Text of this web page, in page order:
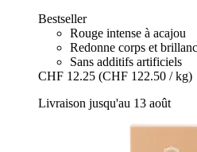
Bestseller
Rouge intense à acajou
Redonne corps et
Sans additifs artificiels
CHF 12.25 (CHF 122.50 / kg)
Livraison jusqu'au 13 août